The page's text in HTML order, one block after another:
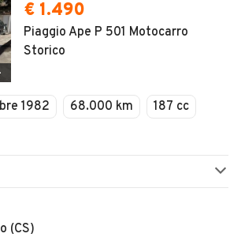
€ 1.490
Piaggio Ape P 501 Motocarro
Storico
1982 68.000 km
187 cc
(CS)